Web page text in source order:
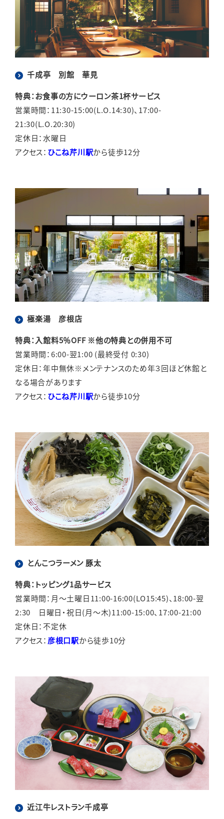
千成亭 別館 華見
特典：お食事の方にウーロン茶1杯サービス
営業時間：11:30-15:00(L.O.14:30)、17:00-
21:30(L.O.20:30)
定休日：水曜日
アクセス： ひこね芹川駅から徒歩12分
極楽湯 彦根店
特典：入館料5％OFF ※他の特典との併用不可
営業時間：6:00-翌1:00 (最終受付 0:30)
定休日：年中無休※メンテナンスのため年３回ほど休館と
なる場合があります
アクセス： ひこね芹川駅から徒歩10分
とんこつラーメン 豚太
特典：トッピング1品サービス
営業時間：月～土曜日11:00-16:00(LO15:45)、18:00-翌
2:30 日曜日・祝日(月～木)11:00-15:00、17:00-21:00
定休日：不定休
アクセス： 彦根口駅から徒歩10分
近江牛レストラン千成亭